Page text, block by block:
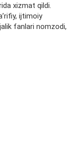
xizmat qildi.
ijtimoiy
fanlari nomzodi,